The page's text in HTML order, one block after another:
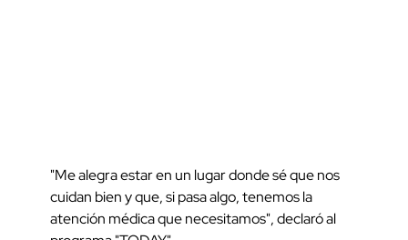
"Me alegra estar en un lugar donde sé que nos
cuidan bien y que, si pasa algo, tenemos la
atención médica que necesitamos", declaró al